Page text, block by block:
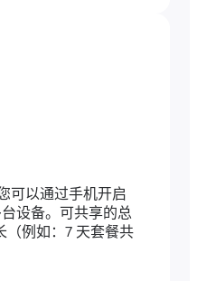
可以通过手机开启
设备。可共享的总
（例如：7 天套餐共